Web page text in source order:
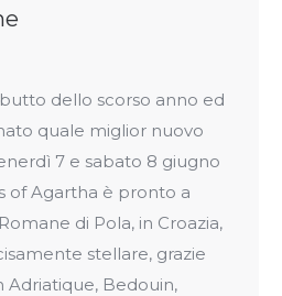
dello scorso anno ed
quale miglior nuovo
7 e sabato 8 giugno
of Agartha è pronto a
di Pola, in Croazia,
stellare, grazie
Adriatique, Bedouin,